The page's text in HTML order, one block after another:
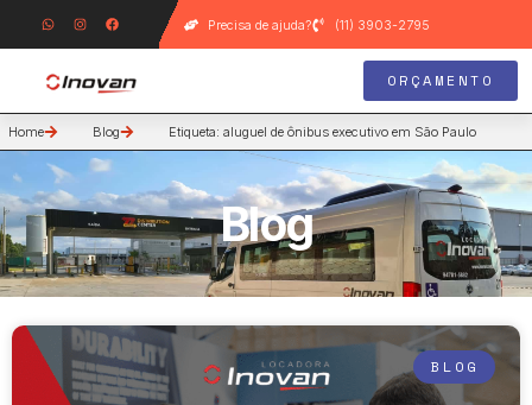
Precisa de ajuda? (11) 3903-2795
ORÇAMENTO
Home Blog Etiqueta: aluguel de ônibus executivo em São Paulo
Blog
BLOG